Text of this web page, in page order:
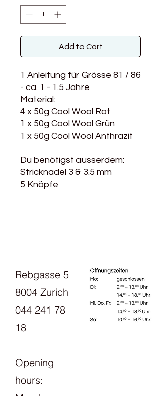
Add to Cart
1 Anleitung für Grösse 81 / 86
- ca. 1 - 1.5 Jahre
Material:
4 x 50g Cool Wool Rot
1 x 50g Cool Wool Grün
1 x 50g Cool Wool Anthrazit
Du benötigst ausserdem:
Stricknadel 3 & 3.5 mm
5 Knöpfe
Rebgasse 5
8004 Zurich
044 241 78
18
Opening
hours: